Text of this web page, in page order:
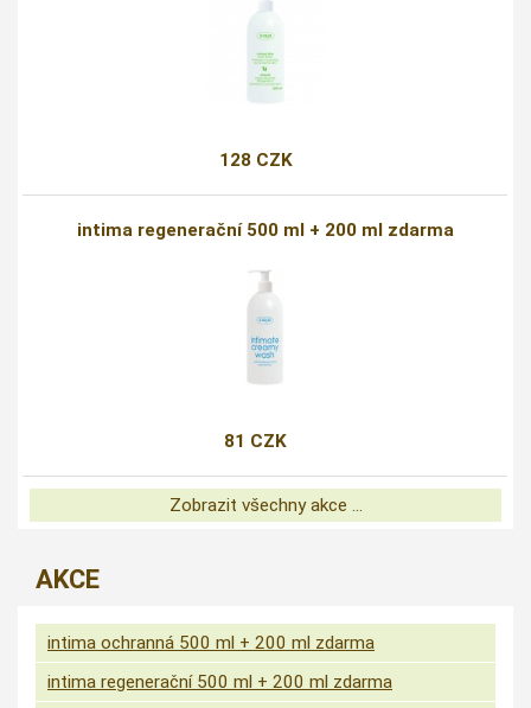
128 CZK
intima regenerační 500 ml + 200 ml zdarma
81 CZK
Zobrazit všechny akce ...
AKCE
intima ochranná 500 ml + 200 ml zdarma
intima regenerační 500 ml + 200 ml zdarma